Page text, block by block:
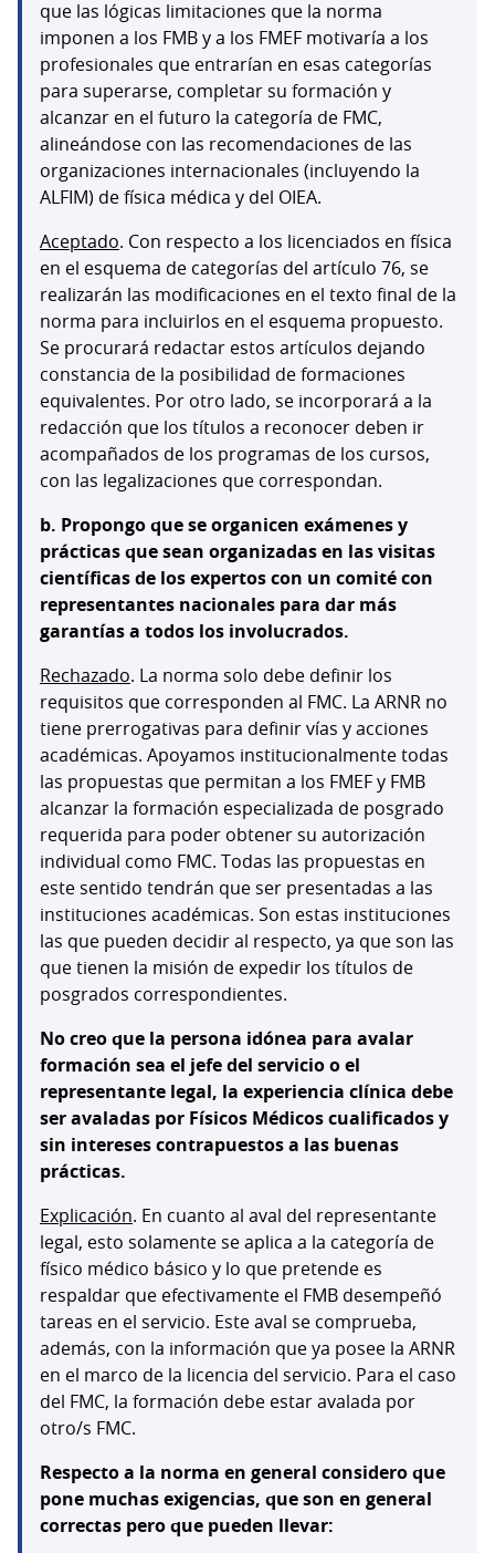
que las lógicas limitaciones que la norma
imponen a los FMB y a los FMEF motivaría a los
profesionales que entrarían en esas categorías
para superarse, completar su formación y
alcanzar en el futuro la categoría de FMC,
alineándose con las recomendaciones de las
organizaciones internacionales (incluyendo la
ALFIM) de física médica y del OIEA.
Aceptado. Con respecto a los licenciados en física
en el esquema de categorías del artículo 76, se
realizarán las modificaciones en el texto final de la
norma para incluirlos en el esquema propuesto.
Se procurará redactar estos artículos dejando
constancia de la posibilidad de formaciones
equivalentes. Por otro lado, se incorporará a la
redacción que los títulos a reconocer deben ir
acompañados de los programas de los cursos,
con las legalizaciones que correspondan.
b. Propongo que se organicen exámenes y
prácticas que sean organizadas en las visitas
científicas de los expertos con un comité con
representantes nacionales para dar más
garantías a todos los involucrados.
Rechazado. La norma solo debe definir los
requisitos que corresponden al FMC. La ARNR no
tiene prerrogativas para definir vías y acciones
académicas. Apoyamos institucionalmente todas
las propuestas que permitan a los FMEF y FMB
alcanzar la formación especializada de posgrado
requerida para poder obtener su autorización
individual como FMC. Todas las propuestas en
este sentido tendrán que ser presentadas a las
instituciones académicas. Son estas instituciones
las que pueden decidir al respecto, ya que son las
que tienen la misión de expedir los títulos de
posgrados correspondientes.
No creo que la persona idónea para avalar
formación sea el jefe del servicio o el
representante legal, la experiencia clínica debe
ser avaladas por Físicos Médicos cualificados y
sin intereses contrapuestos a las buenas
prácticas.
Explicación. En cuanto al aval del representante
legal, esto solamente se aplica a la categoría de
físico médico básico y lo que pretende es
respaldar que efectivamente el FMB desempeñó
tareas en el servicio. Este aval se comprueba,
además, con la información que ya posee la ARNR
en el marco de la licencia del servicio. Para el caso
del FMC, la formación debe estar avalada por
otro/s FMC.
Respecto a la norma en general considero que
pone muchas exigencias, que son en general
correctas pero que pueden llevar: